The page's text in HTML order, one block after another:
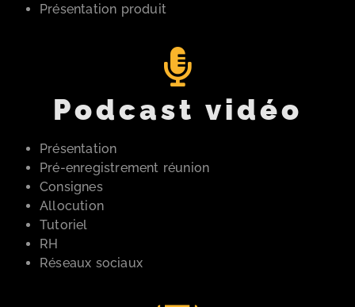
Présentation produit
Podcast vidéo
Présentation
Pré-enregistrement réunion
Consignes
Allocution
Tutoriel
RH
Réseaux sociaux